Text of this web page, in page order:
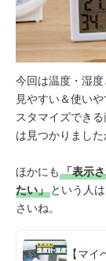
今回は温度・湿
見やすい＆使い
スタマイズでき
は見つかりました
ほかにも 「表示
たい」 という人
さいね。
【マ